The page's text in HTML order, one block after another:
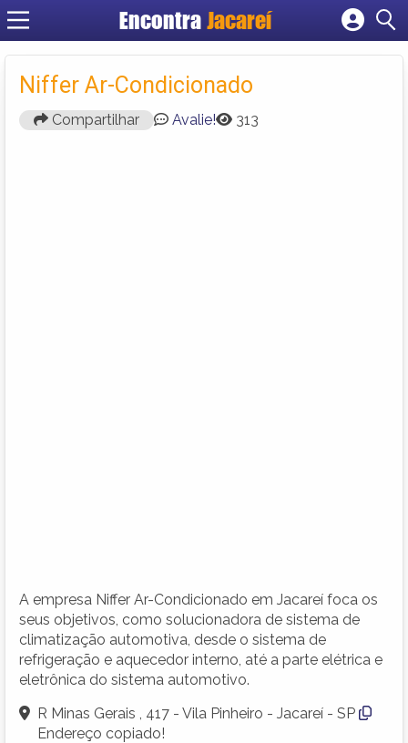
Encontra Jacareí
Cadastrar empresa
Criar conta
Niffer Ar-Condicionado
Compartilhar Avalie! 313
A empresa Niffer Ar-Condicionado em Jacareí foca os
seus objetivos, como solucionadora de sistema de
climatização automotiva, desde o sistema de
refrigeração e aquecedor interno, até a parte elétrica e
eletrônica do sistema automotivo.
R Minas Gerais , 417 - Vila Pinheiro - Jacareí - SP
Endereço copiado!